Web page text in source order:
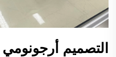
التصميم أرجونومي